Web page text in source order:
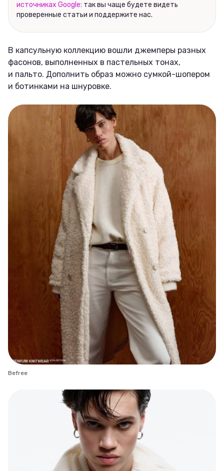
источниках Google: так вы чаще будете видеть
проверенные статьи и поддержите нас.
В капсульную коллекцию вошли джемперы разных
фасонов, выполненных в пастельных тонах,
и пальто. Дополнить образ можно сумкой-шопером
и ботинками на шнуровке.
Befree